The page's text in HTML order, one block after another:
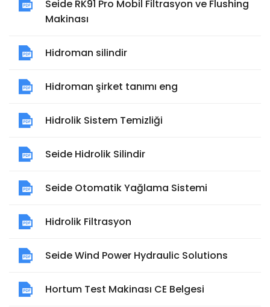
Seide RK91 Pro Mobil Filtrasyon ve Flushing
Makinası
Hidroman silindir
Hidroman şirket tanımı eng
Hidrolik Sistem Temizliği
Seide Hidrolik Silindir
Seide Otomatik Yağlama Sistemi
Hidrolik Filtrasyon
Seide Wind Power Hydraulic Solutions
Hortum Test Makinası CE Belgesi